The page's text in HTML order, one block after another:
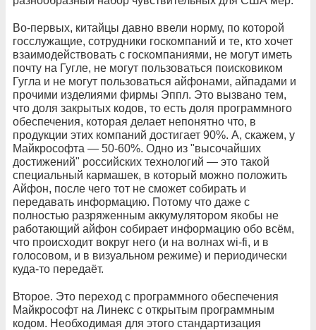
Во-первых, китайцы давно ввели норму, по которой
госслужащие, сотрудники госкомпаний и те, кто хочет
взаимодействовать с госкомпаниями, не могут иметь
почту на Гугле, не могут пользоваться поисковиком
Гугла и не могут пользоваться айфонами, айпадами и
прочими изделиями фирмы Эппл. Это вызвано тем,
что доля закрытых кодов, то есть доля программного
обеспечения, которая делает непонятно что, в
продукции этих компаний достигает 90%. А, скажем, у
Майкрософта — 50-60%. Одно из "высочайших
достижений" российских технологий — это такой
специальный кармашек, в который можно положить
Айфон, после чего тот не сможет собирать и
передавать информацию. Потому что даже с
полностью разряженным аккумулятором якобы не
работающий айфон собирает информацию обо всём,
что происходит вокруг него (и на волнах wi-fi, и в
голосовом, и в визуальном режиме) и периодически
куда-то передаёт.
Второе. Это переход с программного обеспечения
Майкрософт на Линекс с открытым программным
кодом. Необходимая для этого стандартизация